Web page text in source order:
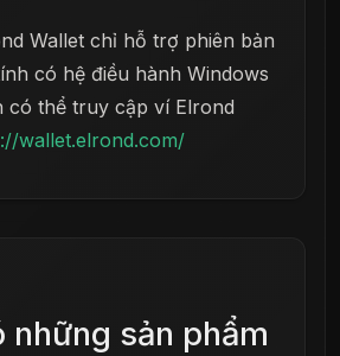
Wallet chỉ hỗ trợ phiên bản
có hệ điều hành Windows
có thể truy cập ví Elrond
wallet.elrond.com/
những sản phẩm